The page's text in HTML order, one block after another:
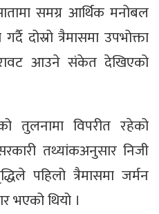
समग्र आर्थिक मनोबल
दोस्रो त्रैमासमा उपभोक्ता
आउने संकेत देखिएको
तुलनामा विपरीत रहेको
तथ्यांकअनुसार निजी
पहिलो त्रैमासमा जर्मन
भएको थियो ।